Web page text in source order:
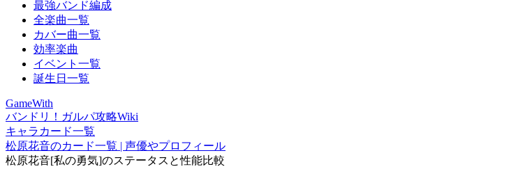
最強バンド編成
全楽曲一覧
カバー曲一覧
効率楽曲
イベント一覧
誕生日一覧
GameWith
バンドリ！ガルパ攻略Wiki
キャラカード一覧
松原花音のカード一覧 | 声優やプロフィール
松原花音[私の勇気]のステータスと性能比較